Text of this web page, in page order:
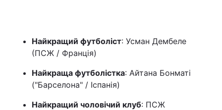
Найкращий футболіст: Усман Дембеле
(ПСЖ / Франція)
Найкраща футболістка: Айтана Бонматі
("Барселона" / Іспанія)
Найкращий чоловічий клуб: ПСЖ